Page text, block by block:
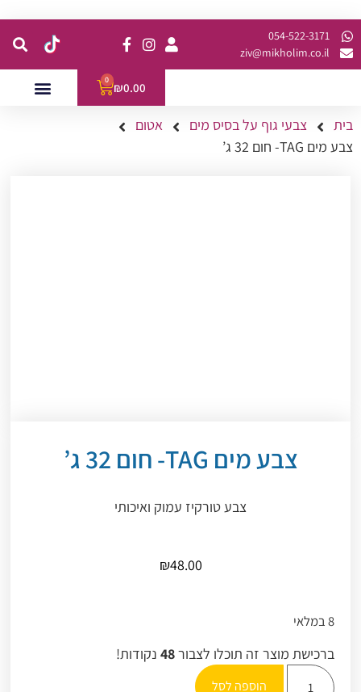
054-522-3171⁩
ziv@mikholim.co.il
₪0.00
0
בית צבעי גוף על בסיס מים
אטום
צבע מים TAG- חום 32 ג’
צבע מים TAG- חום 32 ג’
צבע טורקיז עמוק ואיכותי
₪48.00
8 במלאי
ברכישת מוצר זה תוכלו לצבור48נקודות!
הוספה לסל